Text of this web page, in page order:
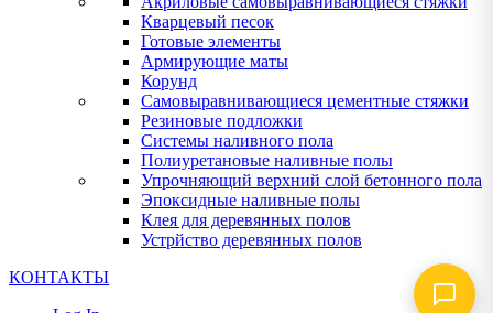
Кварцевый песок
Готовые элементы
Армирующие маты
Корунд
Самовыравнивающиеся цементные стяжки
Резиновые подложки
Системы наливного пола
Полиуретановые наливные полы
Упрочняющий верхний слой бетонного пола
Эпоксидные наливные полы
Клея для деревянных полов
Устрйство деревянных полов
КОНТАКТЫ